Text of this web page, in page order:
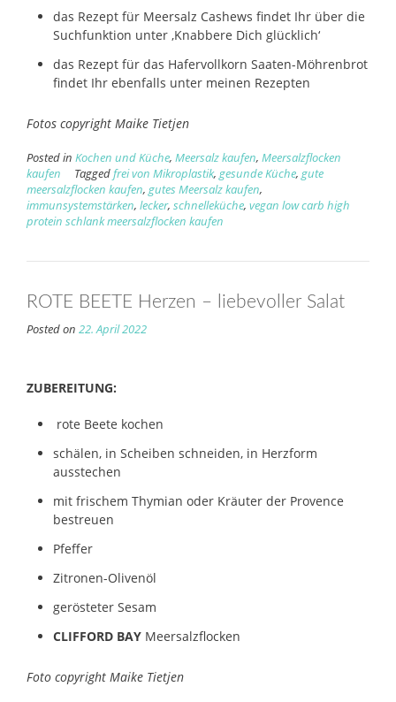
das Rezept für Meersalz Cashews findet Ihr über die
Suchfunktion unter ‚Knabbere Dich glücklich‘
das Rezept für das Hafervollkorn Saaten-Möhrenbrot
findet Ihr ebenfalls unter meinen Rezepten
Fotos copyright Maike Tietjen
Posted in Kochen und Küche, Meersalz kaufen, Meersalzflocken
kaufen
Taggedfrei von Mikroplastik, gesunde Küche, gute
meersalzflocken kaufen, gutes Meersalz kaufen,
immunsystemstärken, lecker, schnelleküche, vegan low carb high
protein schlank meersalzflocken kaufen
ROTE BEETE Herzen – liebevoller Salat
Posted on 22. April 2022
ZUBEREITUNG:
rote Beete kochen
schälen, in Scheiben schneiden, in Herzform
ausstechen
mit frischem Thymian oder Kräuter der Provence
bestreuen
Pfeffer
Zitronen-Olivenöl
gerösteter Sesam
CLIFFORD BAY Meersalzflocken
Foto copyright Maike Tietjen